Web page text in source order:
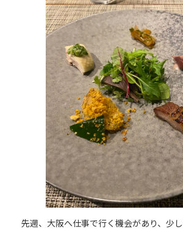
:
先週、大阪へ仕事で行く機会があり、少